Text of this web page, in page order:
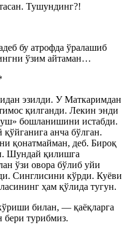
Тушундинг?!
бу атрофда ўралашиб
ўзим айтаман…
эзилди. У Маткаримдан
қилганди. Лекин энди
бошланишини истабди.
анча бўлган.
қонатмайман, деб. Бироқ
Шундай қилишга
ўзи овора бўлиб уйи
Синглисини кўрди. Куёви
ҳам қўлида тугун.
билан, — қаёқларга
бери турибмиз.